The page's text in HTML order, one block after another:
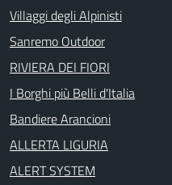
Villaggi degli Alpinisti
Sanremo Outdoor
RIVIERA DEI FIORI
I Borghi più Belli d'Italia
Bandiere Arancioni
ALLERTA LIGURIA
ALERT SYSTEM